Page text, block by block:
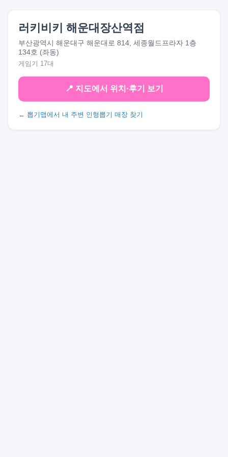
러키비키 해운대장산역점
부산광역시 해운대구 해운대로 814, 세종월드프라자 1층
134호 (좌동)
게임기 17대
📍 지도에서 위치·후기 보기
← 뽑기맵에서 내 주변 인형뽑기 매장 찾기